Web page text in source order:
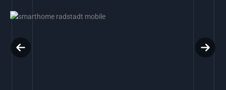
Previous
Next